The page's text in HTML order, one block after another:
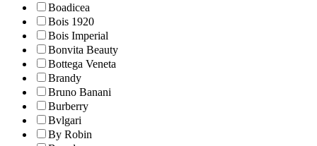
Boadicea
Bois 1920
Bois Imperial
Bonvita Beauty
Bottega Veneta
Brandy
Bruno Banani
Burberry
Bvlgari
By Robin